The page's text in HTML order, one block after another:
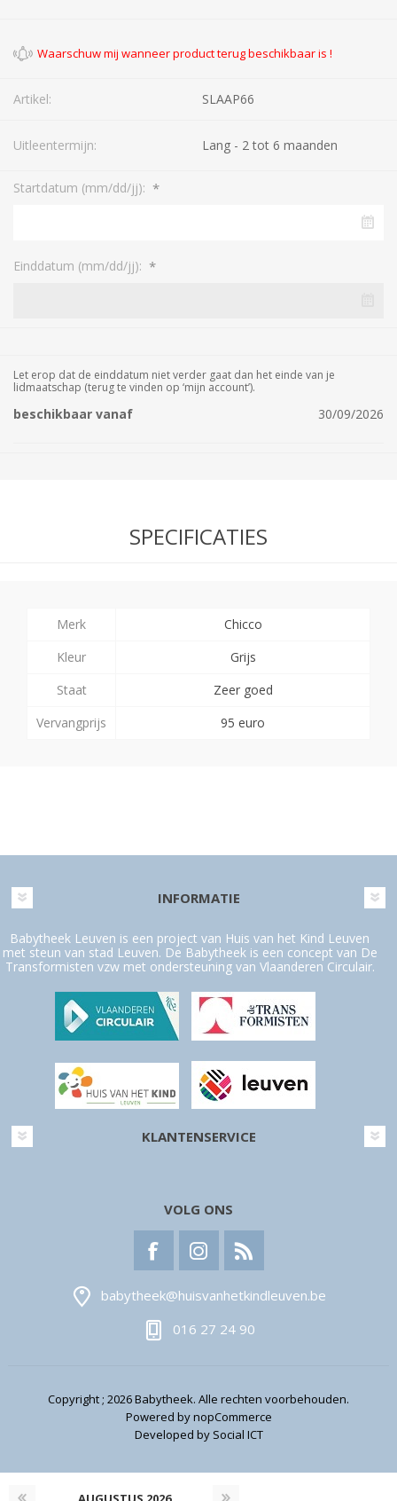
Artikel: SLAAP66
Uitleentermijn: Lang - 2 tot 6 maanden
Startdatum (mm/dd/jj): *
Einddatum (mm/dd/jj): *
Let erop dat de einddatum niet verder gaat dan het einde van je
lidmaatschap (terug te vinden op ‘mijn account’).
beschikbaar vanaf 30/09/2026
SPECIFICATIES
Merk
Chicco
Kleur
Grijs
Staat
Zeer goed
Vervangprijs
95 euro
INFORMATIE
Babytheek Leuven is een project van Huis van het Kind Leuven
met steun van stad Leuven. De Babytheek is een concept van De
Transformisten vzw met ondersteuning van Vlaanderen Circulair.
KLANTENSERVICE
VOLG ONS
babytheek@huisvanhetkindleuven.be
016 27 24 90
Copyright ; 2026 Babytheek. Alle rechten voorbehouden.
Powered bynopCommerce
Developed by Social ICT